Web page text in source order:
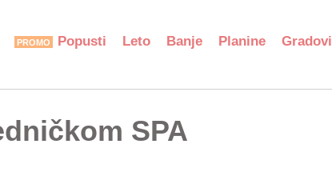
Popusti Leto Banje Planine Gradovi
SPA